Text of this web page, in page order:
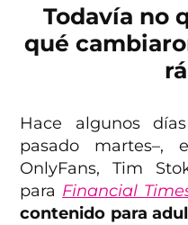
Todavía no
qué
Hace algunos
pasado martes–,
OnlyFans, Tim
para Financial
contenido para